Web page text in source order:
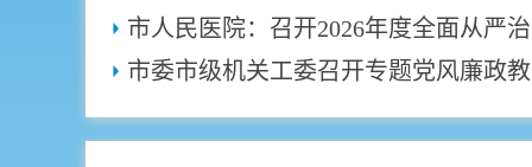
市委市级机关工委召开专题党风廉政